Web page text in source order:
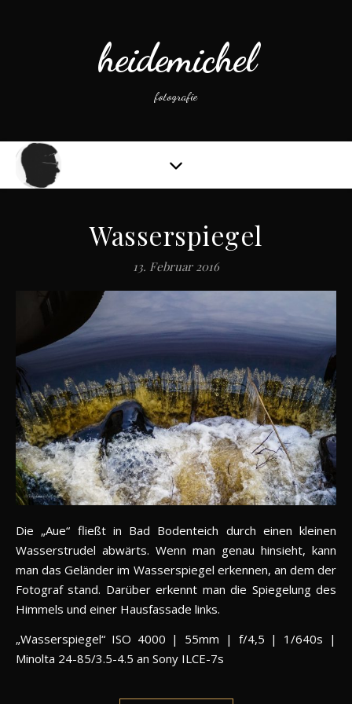
heidemichel
fotografie
Wasserspiegel
13. Februar 2016
Die „Aue“ fließt in Bad Bodenteich durch einen kleinen
Wasserstrudel abwärts. Wenn man genau hinsieht, kann
man das Geländer im Wasserspiegel erkennen, an dem der
Fotograf stand. Darüber erkennt man die Spiegelung des
Himmels und einer Hausfassade links.
„Wasserspiegel“ ISO 4000 | 55mm | f/4,5 | 1/640s |
Minolta 24-85/3.5-4.5 an Sony ILCE-7s